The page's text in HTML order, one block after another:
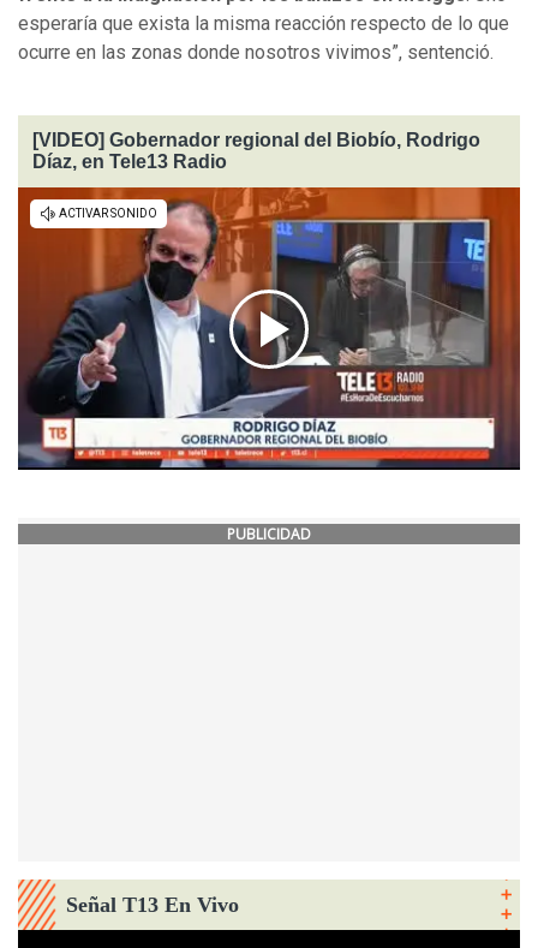
esperaría que exista la misma reacción respecto de lo que
ocurre en las zonas donde nosotros vivimos”, sentenció.
[VIDEO] Gobernador regional del Biobío, Rodrigo
Díaz, en Tele13 Radio
PUBLICIDAD
Señal T13 En Vivo